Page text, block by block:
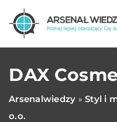
DAX
Arsenalwiedzy » Styl i
o.o.